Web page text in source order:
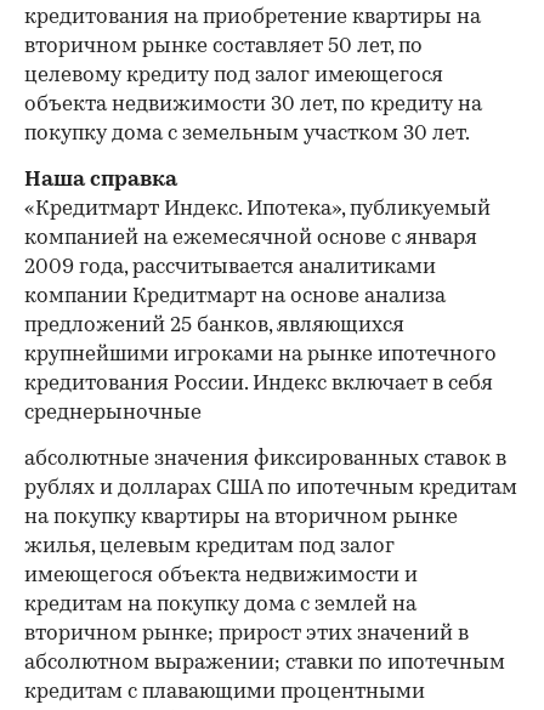
кредитования на приобретение квартиры на
вторичном рынке составляет 50 лет, по
целевому кредиту под залог имеющегося
объекта недвижимости 30 лет, по кредиту на
покупку дома с земельным участком 30 лет.
Наша справка
«Кредитмарт Индекс. Ипотека», публикуемый
компанией на ежемесячной основе с января
2009 года, рассчитывается аналитиками
компании Кредитмарт на основе анализа
предложений 25 банков, являющихся
крупнейшими игроками на рынке ипотечного
кредитования России. Индекс включает в себя
среднерыночные
абсолютные значения фиксированных ставок в
рублях и долларах США по ипотечным кредитам
на покупку квартиры на вторичном рынке
жилья, целевым кредитам под залог
имеющегося объекта недвижимости и
кредитам на покупку дома с землей на
вторичном рынке; прирост этих значений в
абсолютном выражении; ставки по ипотечным
кредитам с плавающими процентными